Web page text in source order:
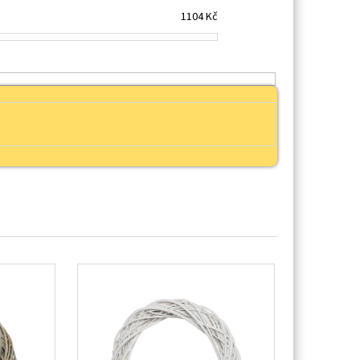
1104Kč